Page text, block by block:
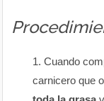
Cuando
carnicero que